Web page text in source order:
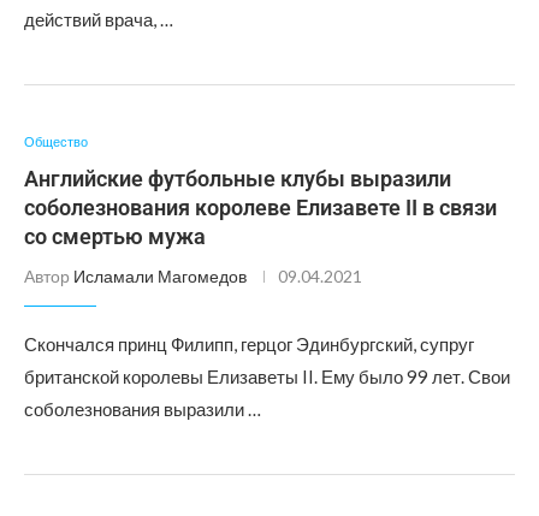
действий врача, …
Общество
Английские футбольные клубы выразили
соболезнования королеве Елизавете II в связи
со смертью мужа
Автор Исламали Магомедов 09.04.2021
Скончался принц Филипп, герцог Эдинбургский, супруг
британской королевы Елизаветы II. Ему было 99 лет. Свои
соболезнования выразили …